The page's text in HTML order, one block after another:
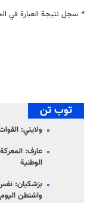
* سجل نتيجة العبارة في
توب تن
ولايتي:
عارف:
الوطنية
بزشكيان:
واشنطن